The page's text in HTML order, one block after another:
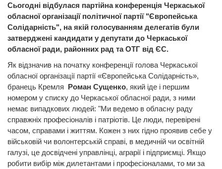
Сьогодні відбулася партійна конференція Черкаської
обласної організації політичної партії "Європейська
Солідарність", на якій голосуванням делегатів були
затверджені кандидати у депутати до Черкаської
обласної ради, районних рад та ОТГ від ЄС.
Як відзначив на початку конференції голова Черкаської
обласної організації партії «Європейська Солідарність»,
бранець Кремля Роман Сущенко, який іде і першим
номером у списку до Черкаської обласної ради, з ними
немає випадкових людей: "Ми ведемо в обласну раду
справжніх професіоналів і патріотів. Це люди, перевірені
часом, справами і життям. Кожен з них гідно проявив себе у
військовій чи волонтерській справі, в медичній чи освітній
галузі, це досвідчені управлінці, аграрії і підприємці. Якщо
робити вибір між дилетантами і професіоналами, то ми за